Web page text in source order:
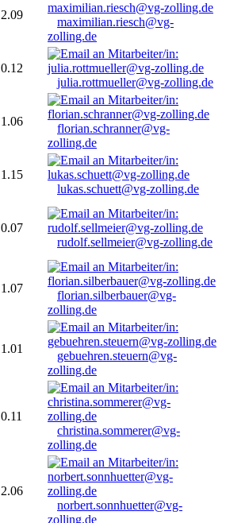
2.09
maximilian.riesch@vg-
zolling.de
0.12
julia.rottmueller@vg-zolling.de
1.06
florian.schranner@vg-
zolling.de
1.15
lukas.schuett@vg-zolling.de
0.07
rudolf.sellmeier@vg-zolling.de
1.07
florian.silberbauer@vg-
zolling.de
1.01
gebuehren.steuern@vg-
zolling.de
0.11
christina.sommerer@vg-
zolling.de
2.06
norbert.sonnhuetter@vg-
zolling.de